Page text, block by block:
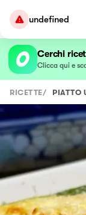
undefined
Cerchi
Clicca qui e
RICETTE/ PIATTO